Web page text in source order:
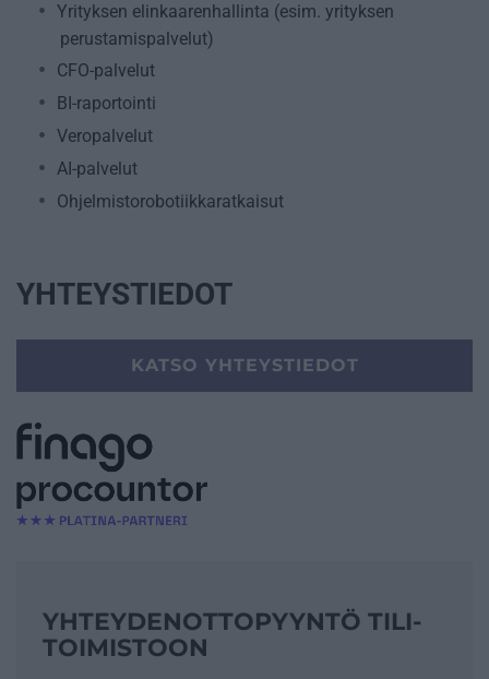
Yrityksen elinkaarenhallinta (esim. yrityksen
perustamispalvelut)
CFO-palvelut
BI-raportointi
Veropalvelut
AI-palvelut
Ohjelmistorobotiikkaratkaisut
YHTEYSTIEDOT
KATSO YHTEYSTIEDOT
YHTEYDENOTTO­PYYNTÖ TILI­
TOIMISTOON